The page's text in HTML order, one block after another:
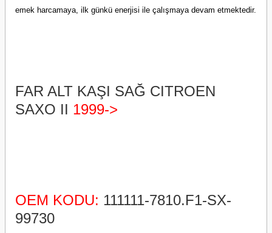
emek harcamaya, ilk günkü enerjisi ile çalışmaya devam etmektedir.
FAR ALT KAŞI SAĞ CITROEN
SAXO II 1999->
OEM KODU: 111111-7810.F1-SX-
99730